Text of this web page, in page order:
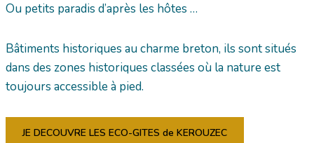
Ou petits paradis d’après les hôtes …
Bâtiments historiques au charme breton, ils sont situés
dans des zones historiques classées où la nature est
toujours accessible à pied.
JE DECOUVRE LES ECO-GITES de KEROUZEC